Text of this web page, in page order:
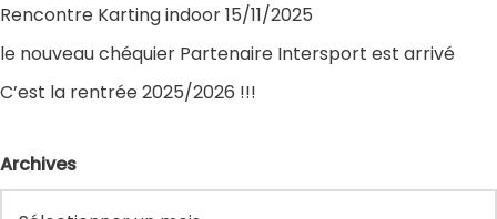
Rencontre Karting indoor 15/11/2025
le nouveau chéquier Partenaire Intersport est arrivé
C’est la rentrée 2025/2026 !!!
Archives